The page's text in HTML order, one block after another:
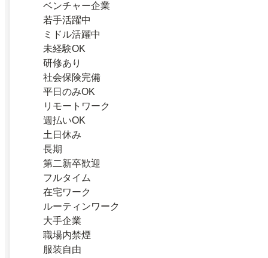
ベンチャー企業
若手活躍中
ミドル活躍中
未経験OK
研修あり
社会保険完備
平日のみOK
リモートワーク
週払いOK
土日休み
長期
第二新卒歓迎
フルタイム
在宅ワーク
ルーティンワーク
大手企業
職場内禁煙
服装自由